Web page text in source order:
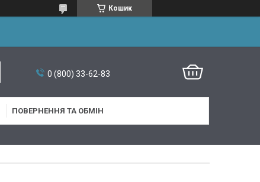
Кошик
0 (800) 33-62-83
ПОВЕРНЕННЯ ТА ОБМІН